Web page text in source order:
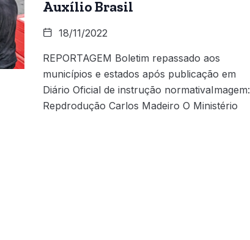
Auxílio Brasil
18/11/2022
REPORTAGEM Boletim repassado aos
municípios e estados após publicação em
Diário Oficial de instrução normativaImagem:
Repdrodução Carlos Madeiro O Ministério